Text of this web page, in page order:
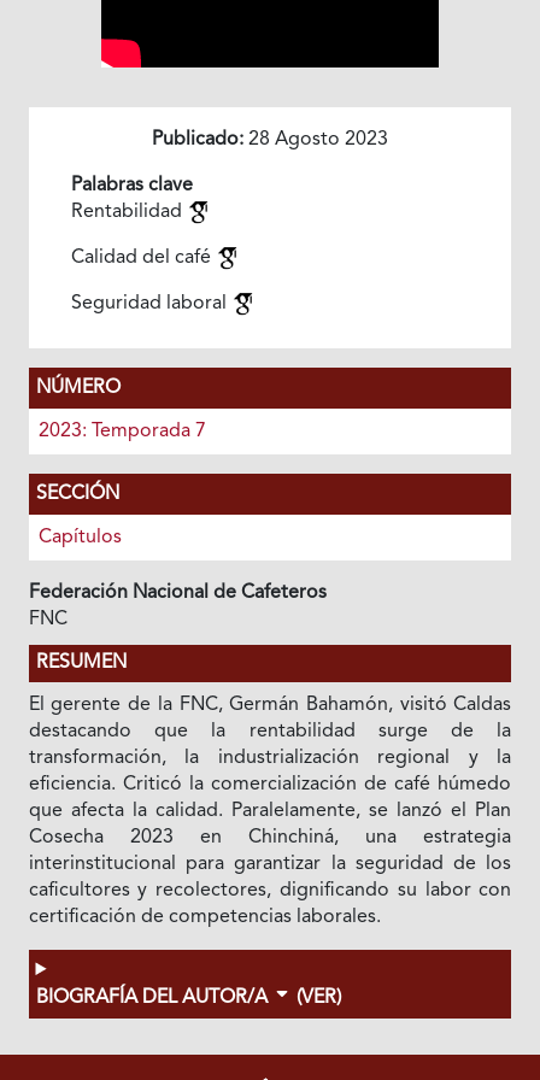
Publicado: 28 Agosto 2023
Palabras clave
Rentabilidad
Calidad del café
Seguridad laboral
NÚMERO
2023: Temporada 7
SECCIÓN
Capítulos
Federación Nacional de Cafeteros
FNC
RESUMEN
El gerente de la FNC, Germán Bahamón, visitó Caldas
destacando que la rentabilidad surge de la
transformación, la industrialización regional y la
eficiencia. Criticó la comercialización de café húmedo
que afecta la calidad. Paralelamente, se lanzó el Plan
Cosecha 2023 en Chinchiná, una estrategia
interinstitucional para garantizar la seguridad de los
caficultores y recolectores, dignificando su labor con
certificación de competencias laborales.
BIOGRAFÍA DEL AUTOR/A (VER)